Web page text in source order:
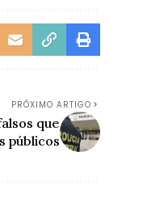
PRÓXIMO ARTIGO
que
públicos